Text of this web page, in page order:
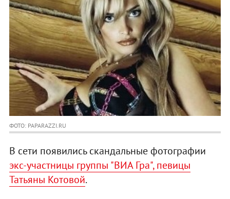
ФОТО: PAPARAZZI.RU
В сети появились скандальные фотографии
экс-участницы группы "ВИА Гра", певицы
Татьяны Котовой.